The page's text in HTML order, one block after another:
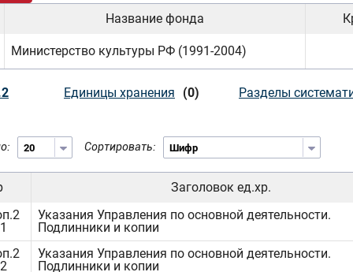
Название фонда
Министерство культуры РФ (1991-2004)
Единицы хранения (0) Разделы
Сортировать:
Заголовок ед.хр.
Указания Управления по основной деятельности.
Подлинники и копии
Указания Управления по основной деятельности.
Подлинники и копии